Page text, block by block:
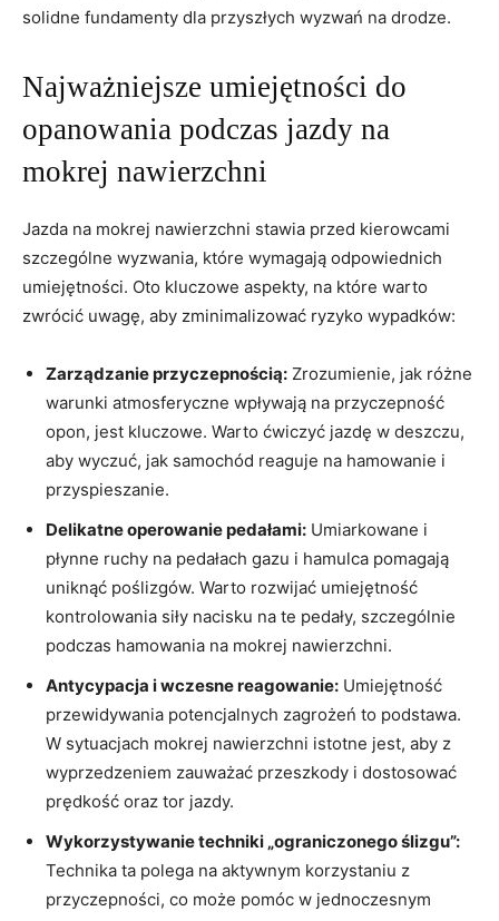
solidne fundamenty dla przyszłych wyzwań na drodze.
Najważniejsze umiejętności do
opanowania podczas jazdy na
mokrej nawierzchni
Jazda na mokrej nawierzchni stawia przed kierowcami
szczególne wyzwania, które wymagają odpowiednich
umiejętności. Oto kluczowe aspekty, na które warto
zwrócić uwagę, aby zminimalizować ryzyko wypadków:
Zarządzanie przyczepnością: Zrozumienie, jak różne
warunki atmosferyczne wpływają na przyczepność
opon, jest kluczowe. Warto ćwiczyć jazdę w deszczu,
aby wyczuć, jak samochód reaguje na hamowanie i
przyspieszanie.
Delikatne operowanie pedałami: Umiarkowane i
płynne ruchy na pedałach gazu i hamulca pomagają
uniknąć poślizgów. Warto rozwijać umiejętność
kontrolowania siły nacisku na te pedały, szczególnie
podczas hamowania na mokrej nawierzchni.
Antycypacja i wczesne reagowanie: Umiejętność
przewidywania potencjalnych zagrożeń to podstawa.
W sytuacjach mokrej nawierzchni istotne jest, aby z
wyprzedzeniem zauważać przeszkody i dostosować
prędkość oraz tor jazdy.
Wykorzystywanie techniki „ograniczonego ślizgu”:
Technika ta polega na aktywnym korzystaniu z
przyczepności, co może pomóc w jednoczesnym